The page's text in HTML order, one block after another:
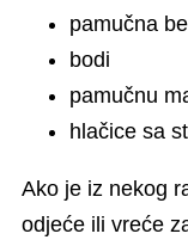
pamučna
bodi
pamučnu
hlačice sa
Ako je iz nekog
odjeće ili vreće